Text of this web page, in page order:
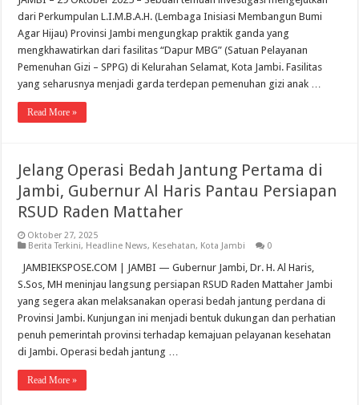
dari Perkumpulan L.I.M.B.A.H. (Lembaga Inisiasi Membangun Bumi
Agar Hijau) Provinsi Jambi mengungkap praktik ganda yang
mengkhawatirkan dari fasilitas “Dapur MBG” (Satuan Pelayanan
Pemenuhan Gizi – SPPG) di Kelurahan Selamat, Kota Jambi. Fasilitas
yang seharusnya menjadi garda terdepan pemenuhan gizi anak …
Read More »
Jelang Operasi Bedah Jantung Pertama di
Jambi, Gubernur Al Haris Pantau Persiapan
RSUD Raden Mattaher
Oktober 27, 2025
Berita Terkini, Headline News, Kesehatan, Kota Jambi 0
JAMBIEKSPOSE.COM | JAMBI — Gubernur Jambi, Dr. H. Al Haris,
S.Sos, MH meninjau langsung persiapan RSUD Raden Mattaher Jambi
yang segera akan melaksanakan operasi bedah jantung perdana di
Provinsi Jambi. Kunjungan ini menjadi bentuk dukungan dan perhatian
penuh pemerintah provinsi terhadap kemajuan pelayanan kesehatan
di Jambi. Operasi bedah jantung …
Read More »